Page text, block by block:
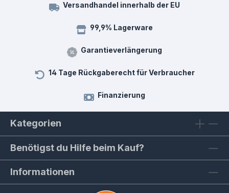
Versandhandel innerhalb der EU
99,9% Lagerware
Garantieverlängerung
14 Tage Rückgaberecht für Verbraucher
Finanzierung
Kategorien
Benötigst du Hilfe beim Kauf?
Informationen